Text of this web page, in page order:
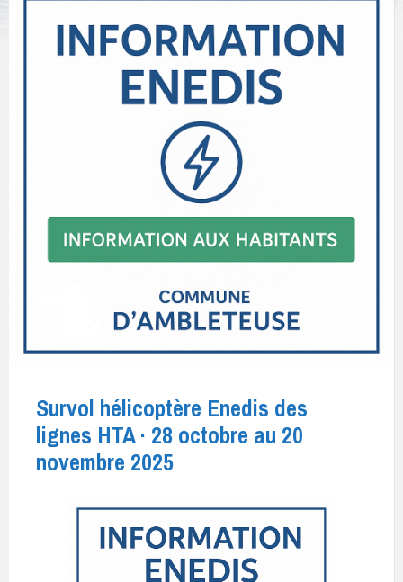
Survol hélicoptère Enedis des
lignes HTA · 28 octobre au 20
novembre 2025